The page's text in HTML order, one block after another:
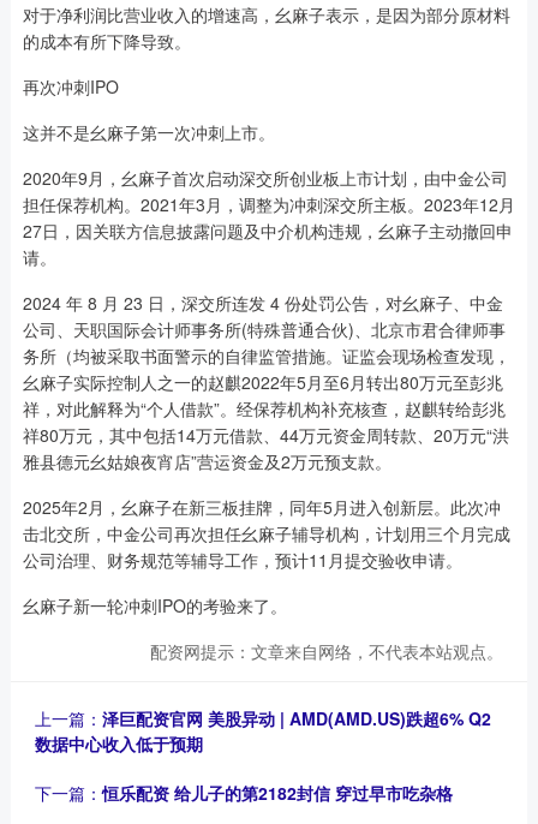
对于净利润比营业收入的增速高，幺麻子表示，是因为部分原材料
的成本有所下降导致。
再次冲刺IPO
这并不是幺麻子第一次冲刺上市。
2020年9月，幺麻子首次启动深交所创业板上市计划，由中金公司
担任保荐机构。2021年3月，调整为冲刺深交所主板。2023年12月
27日，因关联方信息披露问题及中介机构违规，幺麻子主动撤回申
请。
2024 年 8 月 23 日，深交所连发 4 份处罚公告，对幺麻子、中金
公司、天职国际会计师事务所(特殊普通合伙)、北京市君合律师事
务所（均被采取书面警示的自律监管措施。证监会现场检查发现，
幺麻子实际控制人之一的赵麒2022年5月至6月转出80万元至彭兆
祥，对此解释为“个人借款”。经保荐机构补充核查，赵麒转给彭兆
祥80万元，其中包括14万元借款、44万元资金周转款、20万元“洪
雅县德元幺姑娘夜宵店”营运资金及2万元预支款。
2025年2月，幺麻子在新三板挂牌，同年5月进入创新层。此次冲
击北交所，中金公司再次担任幺麻子辅导机构，计划用三个月完成
公司治理、财务规范等辅导工作，预计11月提交验收申请。
幺麻子新一轮冲刺IPO的考验来了。
配资网提示：文章来自网络，不代表本站观点。
上一篇： 泽巨配资官网 美股异动 | AMD(AMD.US)跌超6% Q2
数据中心收入低于预期
下一篇：恒乐配资 给儿子的第2182封信 穿过早市吃杂格